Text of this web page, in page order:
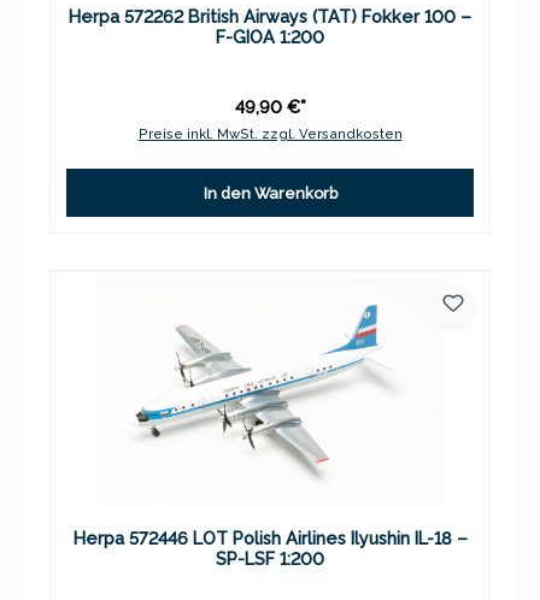
Herpa 572262 British Airways (TAT) Fokker 100 –
F-GIOA 1:200
49,90 €*
Preise inkl. MwSt. zzgl. Versandkosten
In den Warenkorb
Herpa 572446 LOT Polish Airlines Ilyushin IL-18 –
SP-LSF 1:200